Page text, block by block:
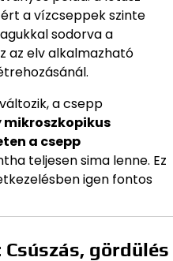
a vízcseppek szinte
sodorva a
az elv alkalmazható
a csepp
mikroszkopikus
a csepp
teljesen sima lenne. Ez
igen fontos
gördülés